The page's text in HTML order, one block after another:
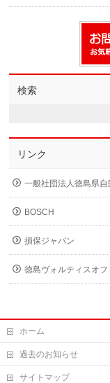
検索
リンク
一般社団法人徳島県
BOSCH
損保ジャパン
徳島ヴォルティスオフ
ホーム
過去のお知らせ
サイトマップ